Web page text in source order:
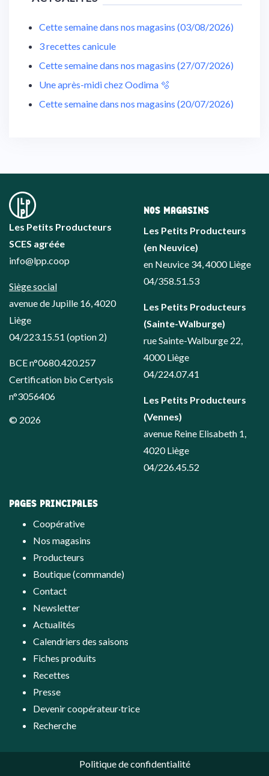
Cette semaine dans nos magasins (03/08/2026)
3 recettes canicule
Cette semaine dans nos magasins (27/07/2026)
Une après-midi chez Oodima 🫧
Cette semaine dans nos magasins (20/07/2026)
Les Petits Producteurs
SCES agréée
info@lpp.coop
Siège social
avenue de Jupille 16, 4020
Liège
04/223.15.51 (option 2)
BCE n°0680.420.257
Certification bio Certysis
n°3056406
© 2026
NOS MAGASINS
Les Petits Producteurs
(en Neuvice)
en Neuvice 34, 4000 Liège
04/358.51.53
Les Petits Producteurs
(Sainte-Walburge)
rue Sainte-Walburge 22,
4000 Liège
04/224.07.41
Les Petits Producteurs
(Vennes)
avenue Reine Elisabeth 1,
4020 Liège
04/226.45.52
PAGES PRINCIPALES
Coopérative
Nos magasins
Producteurs
Boutique (commande)
Contact
Newsletter
Actualités
Calendriers des saisons
Fiches produits
Recettes
Presse
Devenir coopérateur·trice
Recherche
Politique de confidentialité